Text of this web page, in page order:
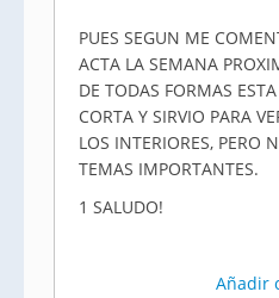
PUES SEGUN ME
ACTA LA SEMANA
DE TODAS FORMAS
CORTA Y SIRVIO PARA
LOS INTERIORES, PERO
TEMAS IMPORTANTES.
1 SALUDO!
Añadir